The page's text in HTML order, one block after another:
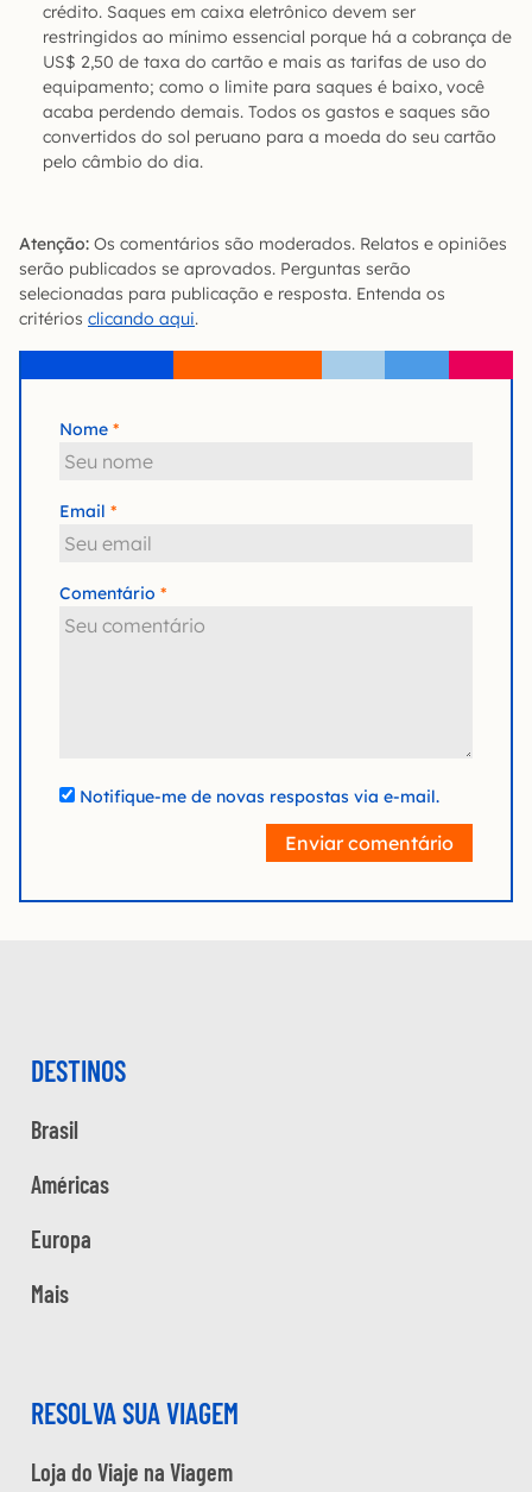
crédito. Saques em caixa eletrônico devem ser
restringidos ao mínimo essencial porque há a cobrança de
US$ 2,50 de taxa do cartão e mais as tarifas de uso do
equipamento; como o limite para saques é baixo, você
acaba perdendo demais. Todos os gastos e saques são
convertidos do sol peruano para a moeda do seu cartão
pelo câmbio do dia.
Atenção: Os comentários são moderados. Relatos e opiniões
serão publicados se aprovados. Perguntas serão
selecionadas para publicação e resposta. Entenda os
critérios clicando aqui.
Nome
Email
Comentário
Notifique-me de novas respostas via e-mail.
Enviar comentário
DESTINOS
Brasil
Américas
Europa
Mais
RESOLVA SUA VIAGEM
Loja do Viaje na Viagem